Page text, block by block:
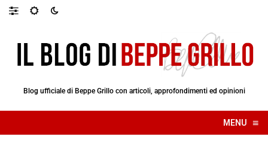
Blog ufficiale di Beppe Grillo con articoli, approfondimenti ed opinioni
MENU ≡
☰